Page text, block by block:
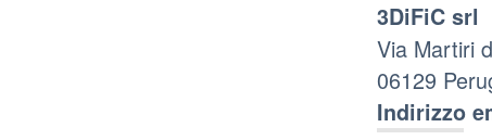
3DiFiC srl
Via Martiri
06129
Indirizzo